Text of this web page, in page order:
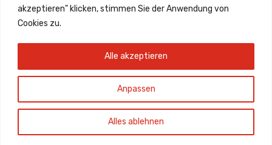
akzeptieren" klicken, stimmen Sie der Anwendung von
Cookies zu.
Anpassen
Alles ablehnen
Alle akzeptieren
+49 6172 45260 33
Copyright © by netucate systems GmbH